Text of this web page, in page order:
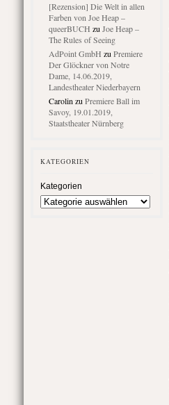
[Rezension] Die Welt in allen
Farben von Joe Heap –
queerBUCH zu Joe Heap –
The Rules of Seeing
AdPoint GmbH zu Premiere
Der Glöckner von Notre
Dame, 14.06.2019,
Landestheater Niederbayern
Carolin zu Premiere Ball im
Savoy, 19.01.2019,
Staatstheater Nürnberg
KATEGORIEN
Kategorien